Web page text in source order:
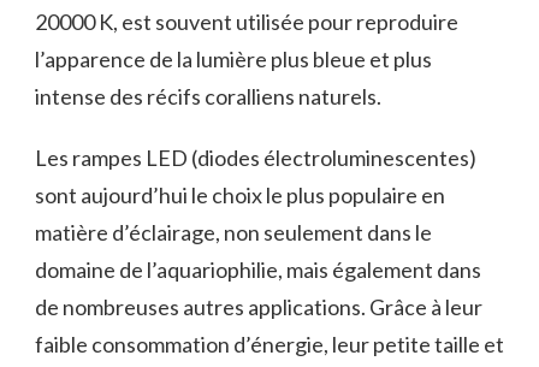
20000 K, est souvent utilisée pour reproduire
l’apparence de la lumière plus bleue et plus
intense des récifs coralliens naturels.
Les rampes LED (diodes électroluminescentes)
sont aujourd’hui le choix le plus populaire en
matière d’éclairage, non seulement dans le
domaine de l’aquariophilie, mais également dans
de nombreuses autres applications. Grâce à leur
faible consommation d’énergie, leur petite taille et